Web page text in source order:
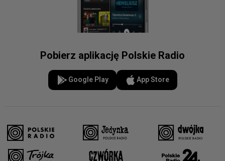
Pobierz aplikację Polskie Radio
Google Play App Store